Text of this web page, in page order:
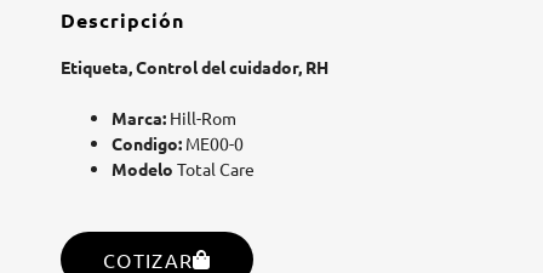
Descripción
Etiqueta, Control del cuidador, RH
Marca: Hill-Rom
Condigo: ME00-0
Modelo Total Care
COTIZAR